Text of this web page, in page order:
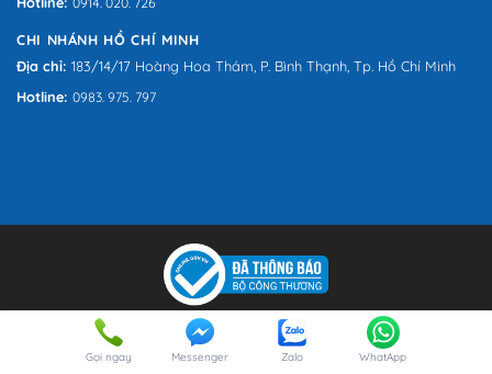
CHI NHÁNH HỒ CHÍ MINH
Địa chỉ: 183/14/17 Hoàng Hoa Thám, P. Bình Thạnh, Tp. Hồ Chí Minh
Hotline: 0983. 975. 797
Bản quyền 2026 © Vitracotour.com
text-mobile
Gọi ngay Messenger Zalo WhatApp